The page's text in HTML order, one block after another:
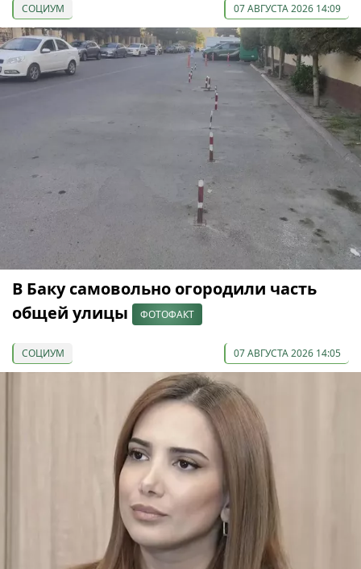
СОЦИУМ 07 АВГУСТА 2026 14:09
В Баку самовольно огородили часть
общей улицы
ФОТОФАКТ
СОЦИУМ 07 АВГУСТА 2026 14:05